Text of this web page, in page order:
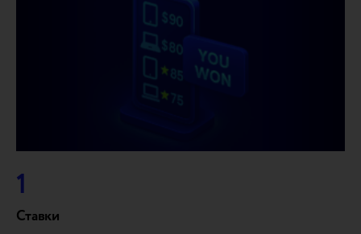
1
Ставки